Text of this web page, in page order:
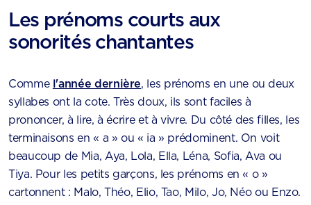
Les prénoms courts aux
sonorités chantantes
Comme l'année dernière, les prénoms en une ou deux
syllabes ont la cote. Très doux, ils sont faciles à
prononcer, à lire, à écrire et à vivre. Du côté des filles, les
terminaisons en « a » ou « ia » prédominent. On voit
beaucoup de Mia, Aya, Lola, Ella, Léna, Sofia, Ava ou
Tiya. Pour les petits garçons, les prénoms en « o »
cartonnent : Malo, Théo, Elio, Tao, Milo, Jo, Néo ou Enzo.